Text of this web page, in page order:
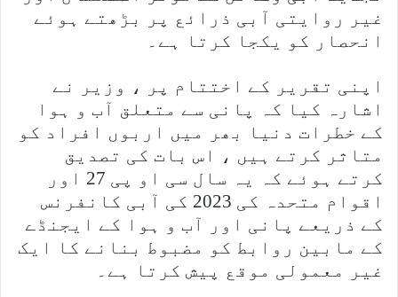
غیر روایتی آبی ذرائع پر بڑھتے ہوئے
انحصار کو یکجا کرتا ہے۔
اپنی تقریر کے اختتام پر ، وزیر نے
اشارہ کیا کہ پانی سے متعلق آب و ہوا
کے خطرات دنیا بھر میں اربوں افراد کو
متاثر کرتے ہیں ، اس بات کی تصدیق
کرتے ہوئے کہ یہ سال سی او پی 27 اور
اقوام متحدہ کی 2023 کی آبی کانفرنس
کے ذریعے پانی اور آب و ہوا کے ایجنڈے
کے مابین روابط کو مضبوط بنانے کا ایک
غیر معمولی موقع پیش کرتا ہے۔